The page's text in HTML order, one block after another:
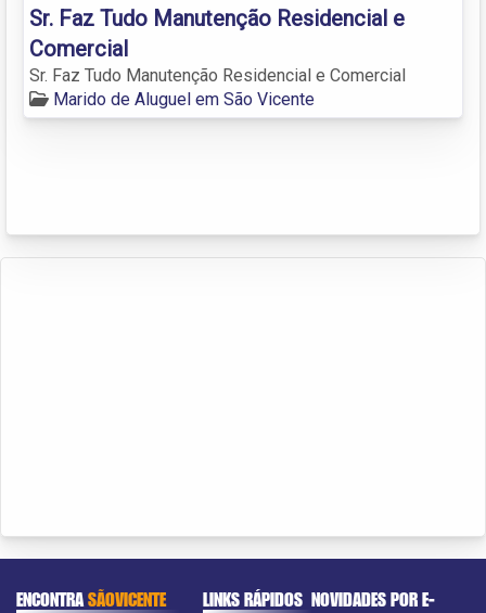
Sr. Faz Tudo Manutenção Residencial e
Comercial
Sr. Faz Tudo Manutenção Residencial e Comercial
Marido de Aluguel em São Vicente
ENCONTRASÃOVICENTE LINKS RÁPIDOS NOVIDADES POR E-